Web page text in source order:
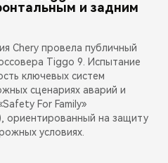
и задним
Chery провела публичный
Tiggo 9. Испытание
ключевых систем
сценариях аварий и
For Family»
ориентированный на защиту
условиях.